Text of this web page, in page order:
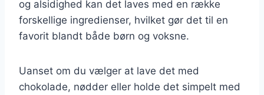
og alsidighed kan det laves med en række
forskellige ingredienser, hvilket gør det til en
favorit blandt både børn og voksne.
Uanset om du vælger at lave det med
chokolade, nødder eller holde det simpelt med